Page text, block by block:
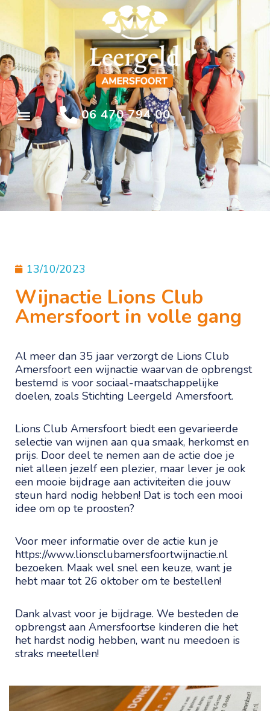
06 470 794 00
13/10/2023
Wijnactie Lions Club
Amersfoort in volle gang
Al meer dan 35 jaar verzorgt de Lions Club
Amersfoort een wijnactie waarvan de opbrengst
bestemd is voor sociaal-maatschappelijke
doelen, zoals Stichting Leergeld Amersfoort.
Lions Club Amersfoort biedt een gevarieerde
selectie van wijnen aan qua smaak, herkomst en
prijs. Door deel te nemen aan de actie doe je
niet alleen jezelf een plezier, maar lever je ook
een mooie bijdrage aan activiteiten die jouw
steun hard nodig hebben! Dat is toch een mooi
idee om op te proosten?
Voor meer informatie over de actie kun je
https://www.lionsclubamersfoortwijnactie.nl
bezoeken. Maak wel snel een keuze, want je
hebt maar tot 26 oktober om te bestellen!
Dank alvast voor je bijdrage. We besteden de
opbrengst aan Amersfoortse kinderen die het
het hardst nodig hebben, want nu meedoen is
straks meetellen!